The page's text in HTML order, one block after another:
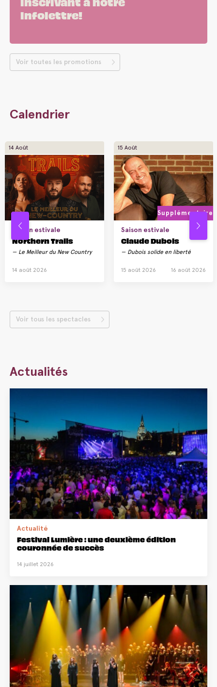
infolettre!
Voir toutes les promotions
Calendrier
14 Août
Saison estivale
Northern Trails
Le Meilleur du New Country
14 août 2026
15 Août
Supplémentaire
Saison estivale
Claude Dubois
Dubois solide en liberté
15 août 2026 16 août 2026
Voir tous les spectacles
Actualités
Actualité
Festival Lumière : une deuxième édition
couronnée de succès
14 juillet 2026